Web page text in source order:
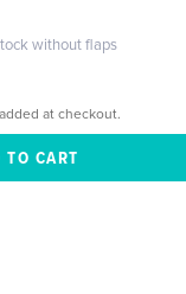
without flaps
at checkout.